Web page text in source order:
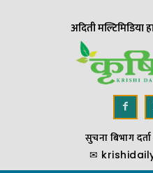
अदिती मल्टिमिडिया
सुचना बिभाग
✉